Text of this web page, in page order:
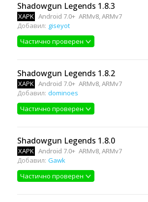
Shadowgun Legends 1.8.3
XAPK Android 7.0+ ARMv8, ARMv7
Добавил: giseyot
Частично проверен
Shadowgun Legends 1.8.2
XAPK Android 7.0+ ARMv8, ARMv7
Добавил: dominoes
Частично проверен
Shadowgun Legends 1.8.0
XAPK Android 7.0+ ARMv8, ARMv7
Добавил: Gawk
Частично проверен